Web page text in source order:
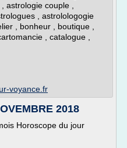
astrologie couple ,
, astrolologogie
, bonheur , boutique ,
, catalogue ,
voyance.fr
2018
Horoscope du jour